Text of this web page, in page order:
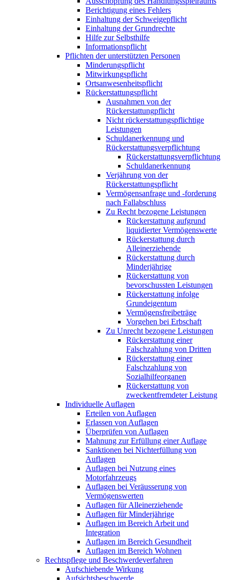
Berichtigung eines Fehlers
Einhaltung der Schweigepflicht
Einhaltung der Grundrechte
Hilfe zur Selbsthilfe
Informationspflicht
Pflichten der unterstützten Personen
Minderungspflicht
Mitwirkungspflicht
Ortsanwesenheitspflicht
Rückerstattungspflicht
Ausnahmen von der
Rückerstattungpflicht
Nicht rückerstattungspflichtige
Leistungen
Schuldanerkennung und
Rückerstattungsverpflichtung
Rückerstattungsverpflichtung
Schuldanerkennung
Verjährung von der
Rückerstattungspflicht
Vermögensanfrage und -forderung
nach Fallabschluss
Zu Recht bezogene Leistungen
Rückerstattung aufgrund
liquidierter Vermögenswerte
Rückerstattung durch
Alleinerziehende
Rückerstattung durch
Minderjährige
Rückerstattung von
bevorschussten Leistungen
Rückerstattung infolge
Grundeigentum
Vermögensfreibeträge
Vorgehen bei Erbschaft
Zu Unrecht bezogene Leistungen
Rückerstattung einer
Falschzahlung von Dritten
Rückerstattung einer
Falschzahlung von
Sozialhilfeorganen
Rückerstattung von
zweckentfremdeter Leistung
Individuelle Auflagen
Erteilen von Auflagen
Erlassen von Auflagen
Überprüfen von Auflagen
Mahnung zur Erfüllung einer Auflage
Sanktionen bei Nichterfüllung von
Auflagen
Auflagen bei Nutzung eines
Motorfahrzeugs
Auflagen bei Veräusserung von
Vermögenswerten
Auflagen für Alleinerziehende
Auflagen für Minderjährige
Auflagen im Bereich Arbeit und
Integration
Auflagen im Bereich Gesundheit
Auflagen im Bereich Wohnen
Rechtspflege und Beschwerdeverfahren
Aufschiebende Wirkung
Aufsichtsbeschwerde